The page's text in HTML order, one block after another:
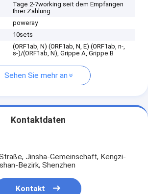
Tage 2-7working seit dem Empfangen
Ihrer Zahlung
poweray
10sets
(ORF1ab, N) (ORF1ab, N, E) (ORF1ab, n-,
s-)/(ORF1ab, N), Grippe A, Grippe B
Sehen Sie mehr an
Kontaktdaten
Jinsha-Gemeinschaft, Kengzi-
Bezirk, Shenzhen
Kontakt